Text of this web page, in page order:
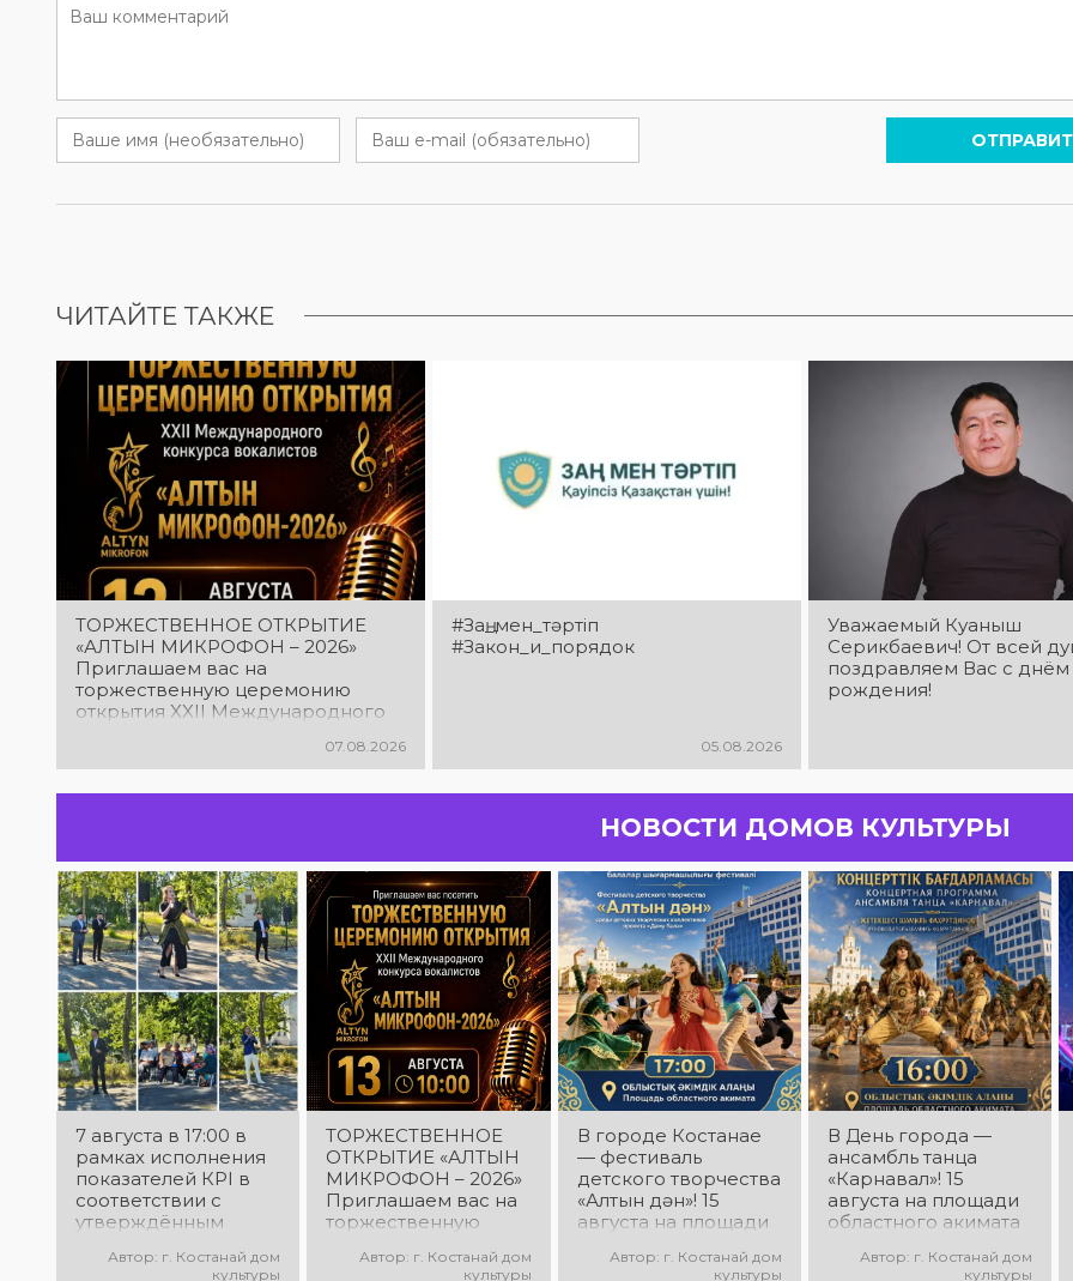
ЧИТАЙТЕ ТАКЖЕ
ТОРЖЕСТВЕННОЕ ОТКРЫТИЕ
«АЛТЫН МИКРОФОН – 2026»
Приглашаем вас на
торжественную церемонию
открытия XXII Международного
микрофон – 2026»! В этот день
талантливые исполнители из
разных стран встретятся на
творчества. Станьте свидетелями
начала большого вокального
состязания! Приходите
поддержать талантливых
исполнителей!
07.08.2026
#Заң_мен_тәртіп
#Закон_и_порядок
05.08.2026
Уважаемый Куаныш
Серикбаевич! От всей
поздравляем Вас с днём
рождения!
НОВОСТИ ДОМОВ КУЛЬТУРЫ
7 августа в 17:00 в
рамках исполнения
показателей КРІ в
соответствии с
утверждённым
выездной концерт
Автор: г. Костанай дом
культуры
ТОРЖЕСТВЕННОЕ
ОТКРЫТИЕ «АЛТЫН
МИКРОФОН – 2026»
Приглашаем вас на
торжественную
открытия XXII
Автор: г. Костанай дом
культуры
В городе Костанае
— фестиваль
детского творчества
«Алтын дән»! 15
августа на площади
состоится фестиваль
Автор: г. Костанай дом
культуры
В День города —
ансамбль танца
«Карнавал»! 15
августа на площади
областного акимата
концертная
Автор: г. Костанай дом
культуры